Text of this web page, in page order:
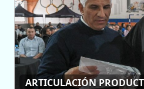
ARTICULACIÓN